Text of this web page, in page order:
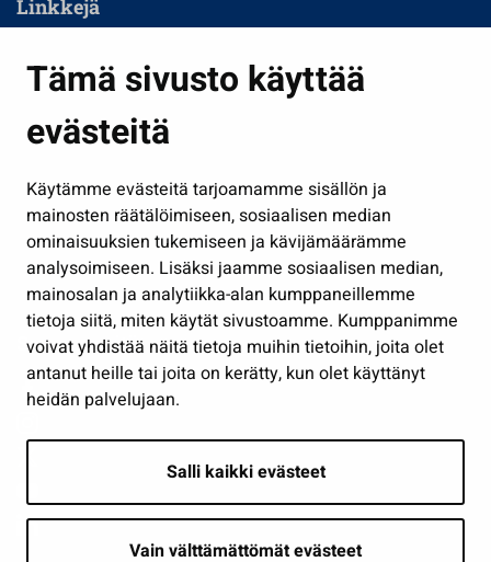
Tämä sivusto käyttää
evästeitä
Käytämme evästeitä tarjoamamme sisällön ja
mainosten räätälöimiseen, sosiaalisen median
ominaisuuksien tukemiseen ja kävijämäärämme
analysoimiseen. Lisäksi jaamme sosiaalisen median,
mainosalan ja analytiikka-alan kumppaneillemme
tietoja siitä, miten käytät sivustoamme. Kumppanimme
voivat yhdistää näitä tietoja muihin tietoihin, joita olet
antanut heille tai joita on kerätty, kun olet käyttänyt
heidän palvelujaan.
Salli kaikki evästeet
Vain välttämättömät evästeet
Linkkejä
Kasvatus ja opetus
Kulttuuri ja liikunta
Työ ja yrittäminen
Osallistu ja asioi
Näytä omat evästeasetukseni
Seuraa meitä